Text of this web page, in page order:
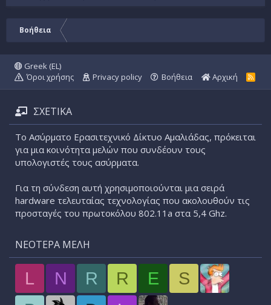
Βοήθεια
Greek (EL)
Όροι χρήσης
Privacy policy Βοήθεια Αρχική
R
ΣΧΕΤΙΚΑ
Το Ασύρματο Ερασιτεχνικό Δίκτυο Αμαλιάδας, πρόκειται
για μια κοινότητα μελών που συνδέουν τους
υπολογιστές τους ασύρματα.
Για τη σύνδεση αυτή χρησιμοποιούνται μια σειρά
hardware τελευταίας τεχνολογίας που ακολουθούν τις
προσταγές του πρωτοκόλου 802.11a στα 5,4 Ghz.
ΝΕΌΤΕΡΑ ΜΈΛΗ
L N R R E
S